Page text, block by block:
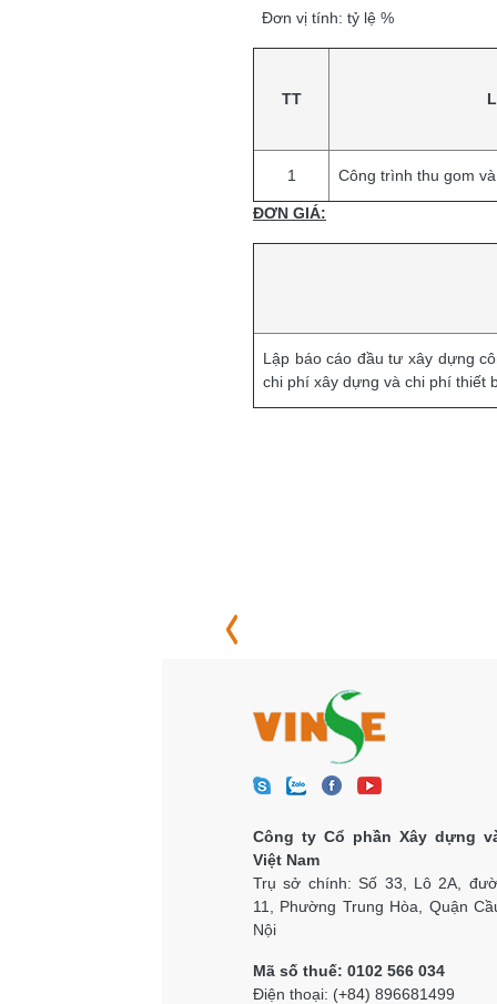
Đơn vị tính: tỷ lệ %
TT
1 Công trình thu gom
ĐƠN GIÁ:
Lập báo cáo đầu tư xây dựng
chi phí xây dựng và chi phí thiết
Công ty Cổ phần Xây dựng
Việt Nam
Trụ sở chính: Số 33, Lô 2A,
11, Phường Trung Hòa, Quận
Nội
Mã số thuế: 0102 566 034
Điện thoại: (+84) 896681499